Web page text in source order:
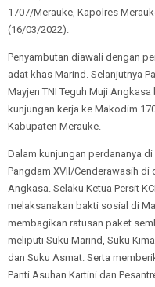
1707/Merauke, Kapolres
(16/03/2022).
Penyambutan diawali dengan
adat khas Marind. Selanjutnya
Mayjen TNI Teguh Muji
kunjungan kerja ke Makodim
Kabupaten Merauke.
Dalam kunjungan perdananya
Pangdam XVII/Cenderawasih di
Angkasa. Selaku Ketua Persit
melaksanakan bakti sosial di
membagikan ratusan paket
meliputi Suku Marind, Suku
dan Suku Asmat. Serta
Panti Asuhan Kartini dan